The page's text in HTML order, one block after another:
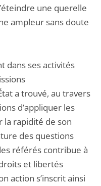
une querelle
ampleur sans doute
dans ses activités
a trouvé, au travers
d’appliquer les
la rapidité de son
des questions
référés contribue à
et libertés
action s’inscrit ainsi